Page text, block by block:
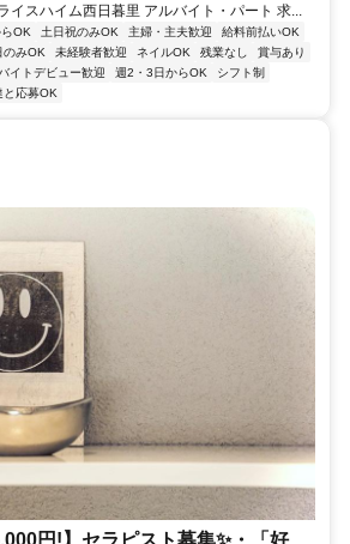
イスハイム西日暮里 アルバイト・パート 求...
OK 土日祝のみOK 主婦・主夫歓迎
給料前払いOK
のみOK 未経験者歓迎 ネイルOK 残業なし
賞与あり
イトデビュー歓迎 週2・3日からOK
シフト制
と応募OK
円!】セラピスト募集✨・「好